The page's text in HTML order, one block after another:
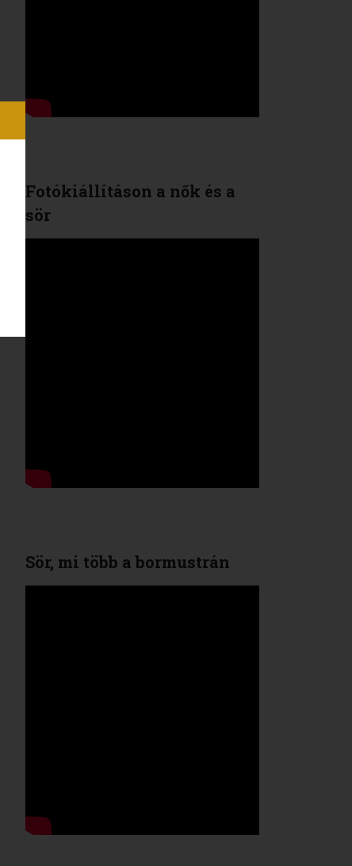
Fotókiállításon a nők és a
sör
Sör, mi több a bormustrán